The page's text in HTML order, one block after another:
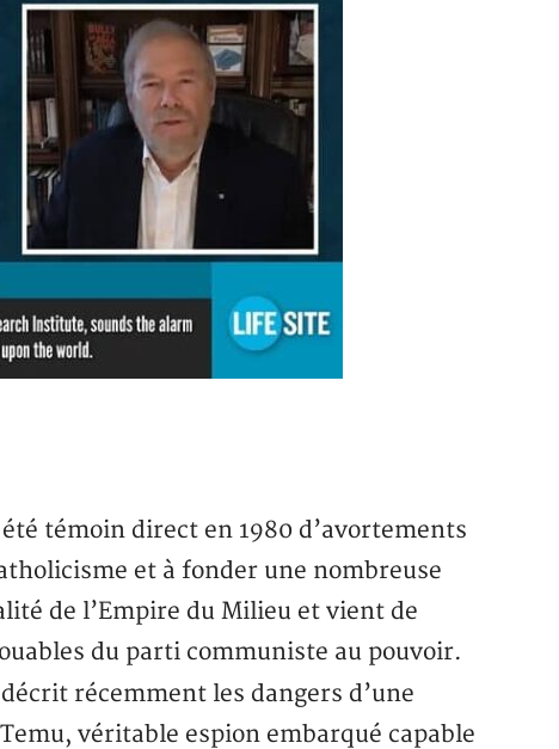
témoin direct en 1980 d’avortements
et à fonder une nombreuse
de l’Empire du Milieu et vient de
du parti communiste au pouvoir.
récemment les dangers d’une
véritable espion embarqué capable